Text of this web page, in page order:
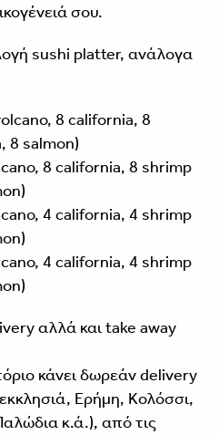
σου.
sushi platter, ανάλογα
8 california, 8
8 salmon)
8 california, 8 shrimp
4 california, 4 shrimp
4 california, 4 shrimp
αλλά και take away
κάνει δωρεάν delivery
Ερήμη, Κολόσσι,
κ.ά.), από τις